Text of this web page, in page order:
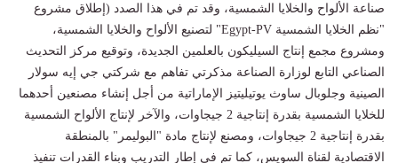
صناعة الألواح والخلايا الشمسية، وقد تم في هذا الصدد (إطلاق مشروع
"نظم الخلايا الشمسية Egypt-PV" لتصنيع الألواح والخلايا الشمسية،
ومشروع مجمع إنتاج السيليكون بالعلمين الجديدة، وتوقيع مركز التحديث
الصناعي التابع لوزارة الصناعة مذكرتي تفاهم مع شركتي جي إيه سولار
الصينية وجلوبال ساوث يوتيليتيز الإماراتية من أجل إنشاء مصنعين أحدهما
للخلايا الشمسية بقدرة إنتاجية 2 جيجاوات، والآخر لإنتاج الألواح الشمسية
بقدرة إنتاجية 2 جيجاوات، ومصنع لإنتاج مادة "البوليمر" بالمنطقة
الاقتصادية لقناة السويس، كما تم في إطار التدريب وبناء القدرات تنفيذ